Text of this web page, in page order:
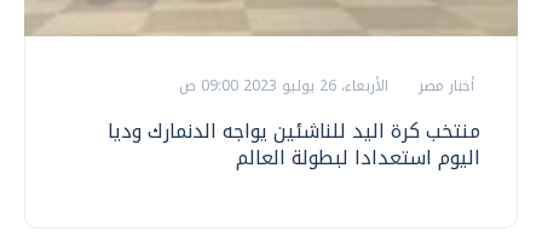
أخبار مصر الأربعاء، 26 يوليو 2023 09:00 ص
منتخب كرة اليد للناشئين يواجه الدنمارك وديا
اليوم استعدادا لبطولة العالم